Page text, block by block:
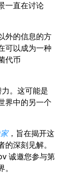
一直在讨论
外的信息的方
可以成为一种
代币
。这可能是
界中的另一个
，旨在揭开这
深刻见解。
诚邀您参与第